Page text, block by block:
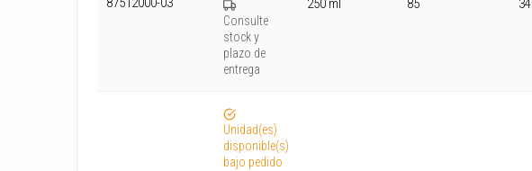
Consulte
stock y
plazo de
entrega
Unidad(es)
disponible(s)
bajo pedido